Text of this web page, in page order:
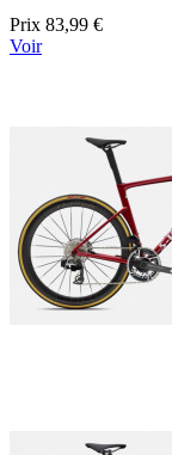
Prix 83,99 €
Voir